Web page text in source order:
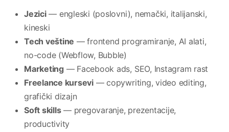
Jezici— engleski (poslovni), nemački, italijanski,
kineski
Tech veštine — frontend programiranje, AI alati,
no-code (Webflow, Bubble)
Marketing — Facebook ads, SEO, Instagram rast
Freelance kursevi— copywriting, video editing,
grafički dizajn
Soft skills— pregovaranje, prezentacije,
productivity